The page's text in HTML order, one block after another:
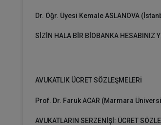
Dr. Öğr. Üyesi Kemale ASLANOVA
SİZİN HALA BİR BİOBANKA HESABINIZ
AVUKATLIK ÜCRET SÖZLEŞMELERİ
Prof. Dr. Faruk ACAR (Marmara
AVUKATLARIN SERZENİŞİ: ÜCRET